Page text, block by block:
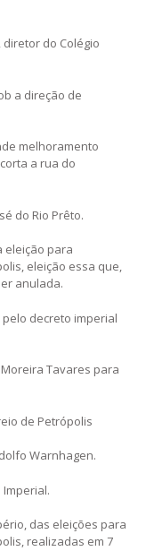
diretor do Colégio
a direção de
melhoramento
a rua do
do Rio Prêto.
eleição para
eleição essa que,
anulada.
pelo decreto imperial
Tavares para
de Petrópolis
Warnhagen.
Imperial.
das eleições para
realizadas em 7